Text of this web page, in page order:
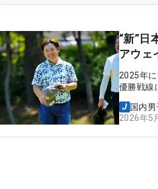
“新”日
アウェ
2025年
優勝戦線
国内男
2026年5